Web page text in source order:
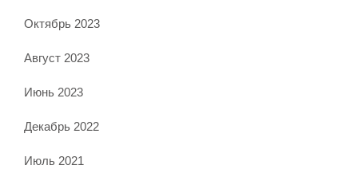
Октябрь 2023
Август 2023
Июнь 2023
Декабрь 2022
Июль 2021